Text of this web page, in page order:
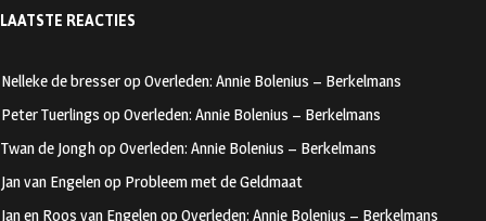
b
oo
k
ag
m
tt
LAATSTE REACTIES
Nelleke de bresserop Overleden: Annie Bolenius – Berkelmans
Peter Tuerlings op Overleden: Annie Bolenius – Berkelmans
Twan de Jonghop Overleden: Annie Bolenius – Berkelmans
Jan van Engelenop Probleem met de Geldmaat
Jan en Roos van Engelenop Overleden: Annie Bolenius – Berkelmans